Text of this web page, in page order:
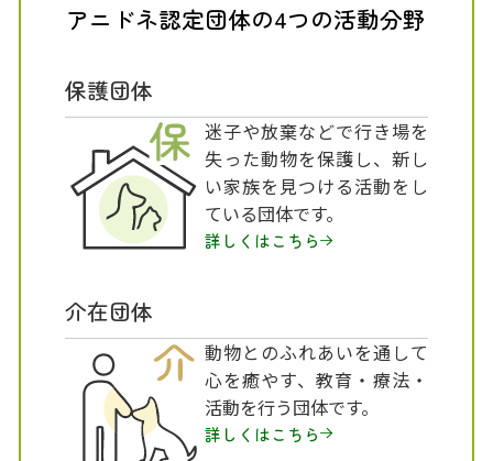
アニドネ認定団体の4つの活動分野
保護団体
迷子や放棄などで行き場を
失った動物を保護し、新し
い家族を見つける活動をし
ている団体です。
詳しくはこちら
介在団体
動物とのふれあいを通して
心を癒やす、教育・療法・
活動を行う団体です。
詳しくはこちら